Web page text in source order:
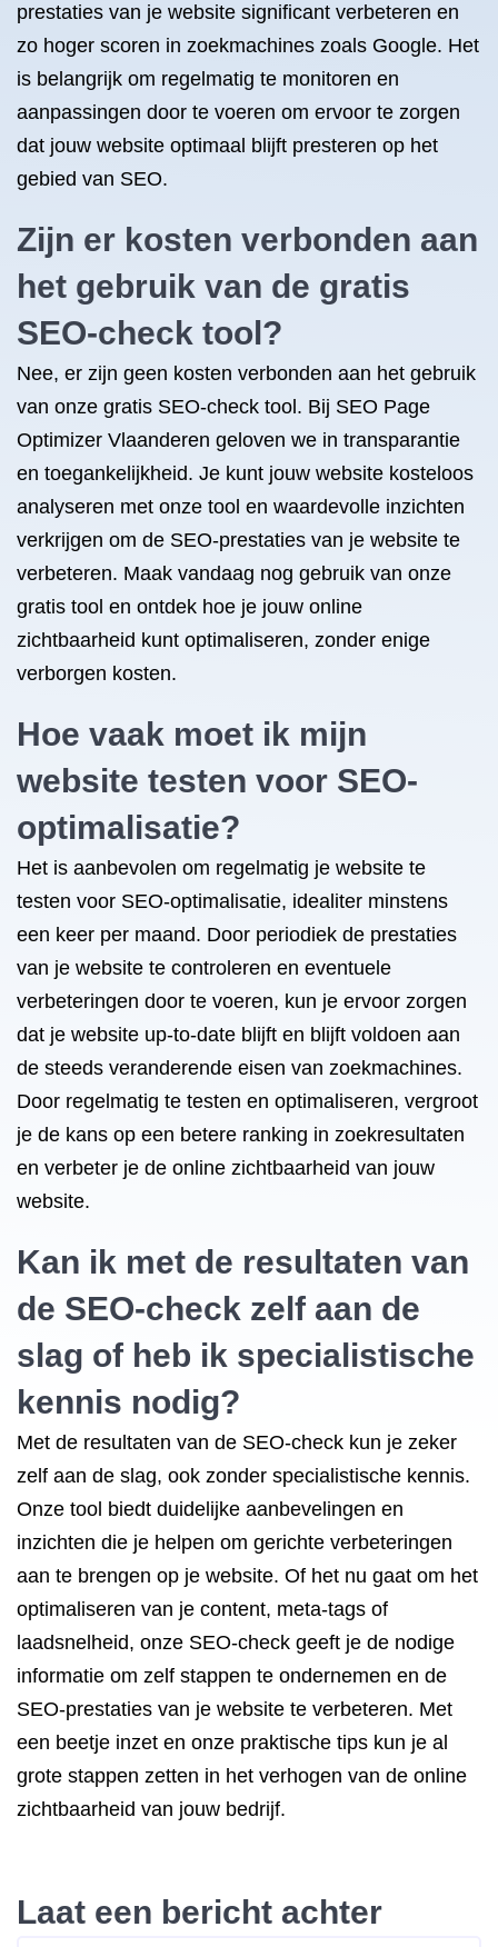
prestaties van je website significant verbeteren en
zo hoger scoren in zoekmachines zoals Google. Het
is belangrijk om regelmatig te monitoren en
aanpassingen door te voeren om ervoor te zorgen
dat jouw website optimaal blijft presteren op het
gebied van SEO.
Zijn er kosten verbonden aan
het gebruik van de gratis
SEO-check tool?
Nee, er zijn geen kosten verbonden aan het gebruik
van onze gratis SEO-check tool. Bij SEO Page
Optimizer Vlaanderen geloven we in transparantie
en toegankelijkheid. Je kunt jouw website kosteloos
analyseren met onze tool en waardevolle inzichten
verkrijgen om de SEO-prestaties van je website te
verbeteren. Maak vandaag nog gebruik van onze
gratis tool en ontdek hoe je jouw online
zichtbaarheid kunt optimaliseren, zonder enige
verborgen kosten.
Hoe vaak moet ik mijn
website testen voor SEO-
optimalisatie?
Het is aanbevolen om regelmatig je website te
testen voor SEO-optimalisatie, idealiter minstens
een keer per maand. Door periodiek de prestaties
van je website te controleren en eventuele
verbeteringen door te voeren, kun je ervoor zorgen
dat je website up-to-date blijft en blijft voldoen aan
de steeds veranderende eisen van zoekmachines.
Door regelmatig te testen en optimaliseren, vergroot
je de kans op een betere ranking in zoekresultaten
en verbeter je de online zichtbaarheid van jouw
website.
Kan ik met de resultaten van
de SEO-check zelf aan de
slag of heb ik specialistische
kennis nodig?
Met de resultaten van de SEO-check kun je zeker
zelf aan de slag, ook zonder specialistische kennis.
Onze tool biedt duidelijke aanbevelingen en
inzichten die je helpen om gerichte verbeteringen
aan te brengen op je website. Of het nu gaat om het
optimaliseren van je content, meta-tags of
laadsnelheid, onze SEO-check geeft je de nodige
informatie om zelf stappen te ondernemen en de
SEO-prestaties van je website te verbeteren. Met
een beetje inzet en onze praktische tips kun je al
grote stappen zetten in het verhogen van de online
zichtbaarheid van jouw bedrijf.
Laat een bericht achter